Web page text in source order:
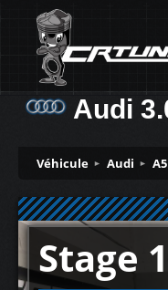
Audi
Véhicule Audi A5
Stage 1